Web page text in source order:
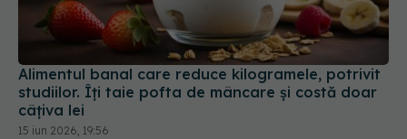
Alimentul banal care reduce kilogramele, potrivit
studiilor. Îți taie pofta de mâncare și costă doar
câțiva lei
15 iun 2026, 19:56